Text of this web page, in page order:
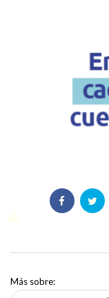
Más sobre: